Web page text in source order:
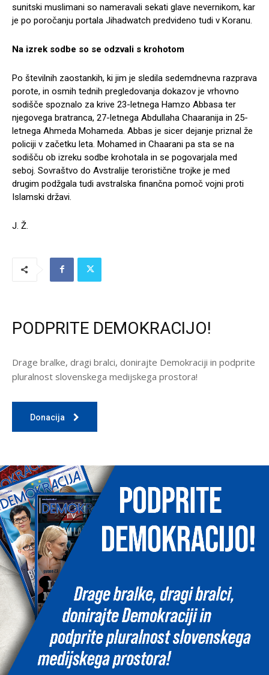
sunitski muslimani so nameravali sekati glave nevernikom, kar
je po poročanju portala Jihadwatch predvideno tudi v Koranu.
Na izrek sodbe so se odzvali s krohotom
Po številnih zaostankih, ki jim je sledila sedemdnevna razprava
porote, in osmih tednih pregledovanja dokazov je vrhovno
sodišče spoznalo za krive 23-letnega Hamzo Abbasa ter
njegovega bratranca, 27-letnega Abdullaha Chaaranija in 25-
letnega Ahmeda Mohameda. Abbas je sicer dejanje priznal že
policiji v začetku leta. Mohamed in Chaarani pa sta se na
sodišču ob izreku sodbe krohotala in se pogovarjala med
seboj. Sovraštvo do Avstralije teroristične trojke je med
drugim podžgala tudi avstralska finančna pomoč vojni proti
Islamski državi.
J. Ž.
PODPRITE DEMOKRACIJO!
Drage bralke, dragi bralci, donirajte Demokraciji in podprite
pluralnost slovenskega medijskega prostora!
Donacija